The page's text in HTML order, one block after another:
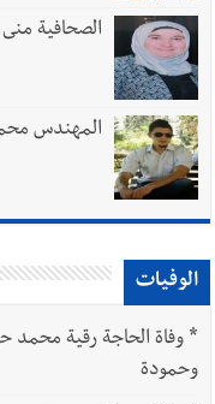
الصحافية
المهندس
الوفيات
*
وحمودة